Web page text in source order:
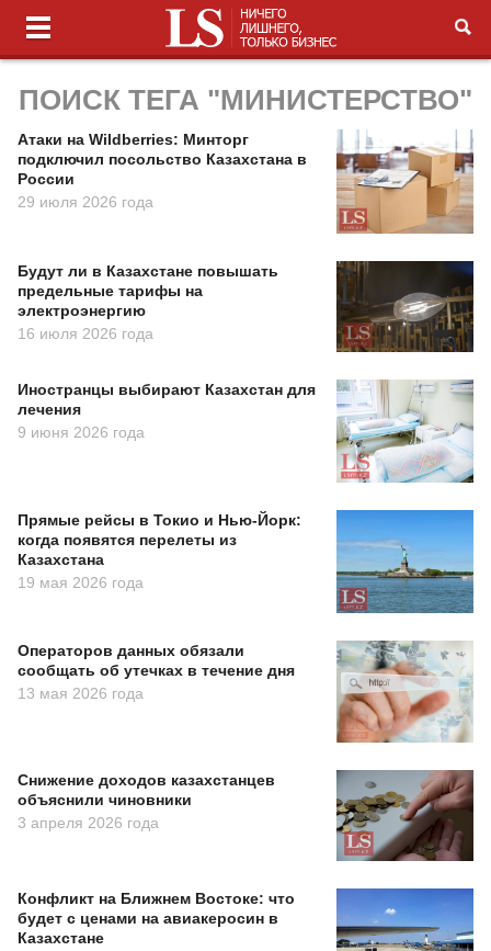
ПОИСК ТЕГА "МИНИСТЕРСТВО"
Атаки на Wildberries: Минторг
подключил посольство Казахстана в
России
29 июля 2026 года
Будут ли в Казахстане повышать
предельные тарифы на
электроэнергию
16 июля 2026 года
Иностранцы выбирают Казахстан для
лечения
9 июня 2026 года
Прямые рейсы в Токио и Нью-Йорк:
когда появятся перелеты из
Казахстана
19 мая 2026 года
Операторов данных обязали
сообщать об утечках в течение дня
13 мая 2026 года
Снижение доходов казахстанцев
объяснили чиновники
3 апреля 2026 года
Конфликт на Ближнем Востоке: что
будет с ценами на авиакеросин в
Казахстане